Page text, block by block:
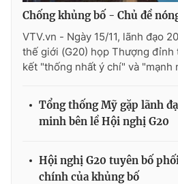
VTV Sức khoẻ Bất
Thị trường 24h Tấm
VTV4
Liên hệ tòa soạn
Chống khủng bố - Chủ đề
VTV.vn - Ngày 15/11, lãnh đạo
thế giới (G20) họp Thượng đỉnh
kết "thống nhất ý chí" và "mạnh
Tổng thống Mỹ gặp lãnh
minh bên lề Hội nghị G20
Hội nghị G20 tuyên bố
chính của khủng bố